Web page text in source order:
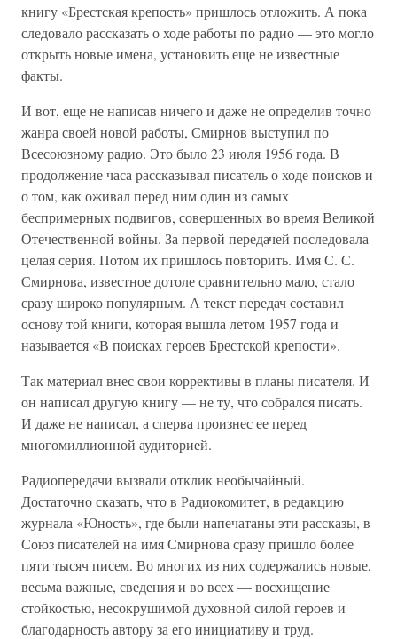
книгу «Брестская крепость» пришлось отложить. А пока
следовало рассказать о ходе работы по радио — это могло
открыть новые имена, установить еще не известные
факты.
И вот, еще не написав ничего и даже не определив точно
жанра своей новой работы, Смирнов выступил по
Всесоюзному радио. Это было 23 июля 1956 года. В
продолжение часа рассказывал писатель о ходе поисков и
о том, как оживал перед ним один из самых
беспримерных подвигов, совершенных во время Великой
Отечественной войны. За первой передачей последовала
целая серия. Потом их пришлось повторить. Имя С. С.
Смирнова, известное дотоле сравнительно мало, стало
сразу широко популярным. А текст передач составил
основу той книги, которая вышла летом 1957 года и
называется «В поисках героев Брестской крепости».
Так материал внес свои коррективы в планы писателя. И
он написал другую книгу — не ту, что собрался писать.
И даже не написал, а сперва произнес ее перед
многомиллионной аудиторией.
Радиопередачи вызвали отклик необычайный.
Достаточно сказать, что в Радиокомитет, в редакцию
журнала «Юность», где были напечатаны эти рассказы, в
Союз писателей на имя Смирнова сразу пришло более
пяти тысяч писем. Во многих из них содержались новые,
весьма важные, сведения и во всех — восхищение
стойкостью, несокрушимой духовной силой героев и
благодарность автору за его инициативу и труд.